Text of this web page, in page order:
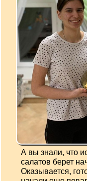
А вы знали, что
салатов берет
Оказывается,